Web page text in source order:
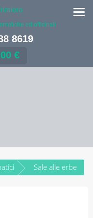
ed officinali
8619
€
Sale alle erbe